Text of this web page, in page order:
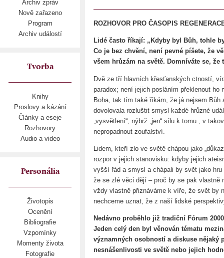
Archiv zpráv
Nově zařazeno
Program
Archiv událostí
Tvorba
Knihy
Proslovy a kázání
Články a eseje
Rozhovory
Audio a video
Personália
Životopis
Ocenění
Bibliografie
Vzpomínky
Momenty života
Fotografie
ROZHOVOR PRO ČASOPIS
Lidé často říkají: „Kdyby byl Bůh, tohle
Co je bez chvění, není pevné píšete, že
všem hrůzám na světě. Domníváte se,
Dvě ze tří hlavních křesťanských ctností,
paradox; není jejich posláním překlenout
Boha, tak tím také říkám, že já nejsem
dovolovala rozluštit smysl každé hrůzné
„vysvětlení“, nýbrž „jen“ sílu k tomu , v
nepropadnout zoufalství.
Lidem, kteří zlo ve světě chápou jako
rozpor v jejich stanovisku: kdyby jejich
vyšší řád a smysl a chápali by svět jako
že se zlé věci dějí – proč by se pak vlastně
vždy vlastně přiznáváme k víře, že svět by
nechceme uznat, že z naší lidské
Nedávno proběhlo již tradiční Fórum
Jeden celý den byl věnován tématu
významných osobností a diskuse nějaký
nesnášenlivosti ve světě nebo jejich